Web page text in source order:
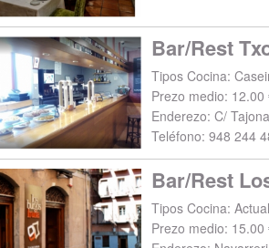
Bar/Rest
Tipos Cocina:
Prezo medio: 12.00
Enderezo: C/
Teléfono: 948 244
Bar/Rest
Tipos Cocina:
Prezo medio: 15.00